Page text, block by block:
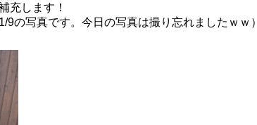
充します！
9の写真です。今日の写真は撮り忘れましたｗｗ）